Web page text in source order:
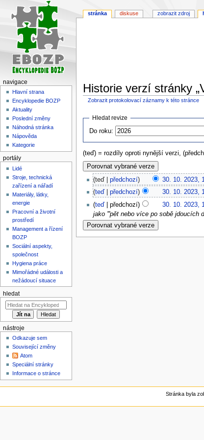
Historie verzí stránky
Zobrazit protokolovací záznamy k této stránce
Skočit
navigaci
Skočit
vyhledávání
Hledat revize
Do roku:
(teď) = rozdíly oproti nynější verzi,
teď předchozí 30. 10. 2023,
teď
předchozí 30. 10. 2023,
teď
předchozí 30. 10. 2023,
jako '''pět nebo více po sobě jdoucích
stránka diskuse zobrazit zdroj
navigace
Hlavní strana
Encyklopedie BOZP
Aktuality
Poslední změny
Náhodná stránka
Nápověda
Kategorie
portály
Lidé
Stroje, technická
zařízení a nářadí
Materiály, látky,
energie
Pracovní a životní
prostředí
Management a řízení
BOZP
Sociální aspekty,
společnost
Hygiena práce
Mimořádné události a
nežádoucí situace
hledat
nástroje
Odkazuje sem
Související změny
Atom
Speciální stránky
Informace o stránce
Stránka byla